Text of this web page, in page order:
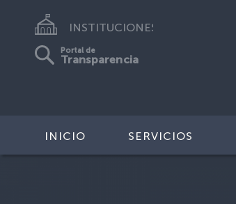
INSTITUCIONES
Portal de
Transparencia
INICIO SERVICIOS